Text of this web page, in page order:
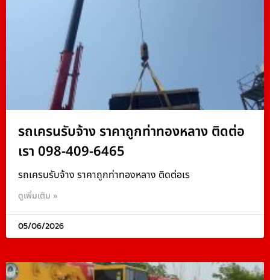
รถเครนรับจ้าง ราคาถูกท่าทองหลาง ติดต่อ
เรา 098-409-6465
รถเครนรับจ้าง ราคาถูกท่าทองหลาง ติดต่อเร
ดูเพิ่มเติม »
05/06/2026